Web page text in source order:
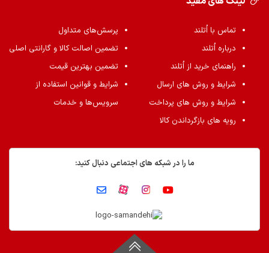
تماس با اُتلند
درباره اُتلند
راهنمای خرید از اُتلند
شرایط و روش های ارسال
شرایط و روش های پرداخت
رویه های بازگرداندن کالا
پرسش‌های متداول
تضمین اصالت کالا و گارانتی اصلی
تضمین بهترین قیمت
شرایط و قوانین استفاده از
سرویس‌ها و خدمات
ما را در شبکه های اجتماعی دنبال کنید: